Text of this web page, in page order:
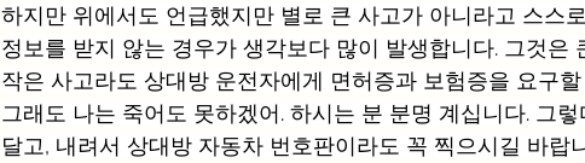
하지만 위에서도 언급했지만 별로 큰 사고가 아니라고 스스
정보를 받지 않는 경우가 생각보다 많이 발생합니다. 그것은
작은 사고라도 상대방 운전자에게 면허증과 보험증을 요구
그래도 나는 죽어도 못하겠어. 하시는 분 분명 계십니다. 그
달고, 내려서 상대방 자동차 번호판이라도 꼭 찍으시길 바랍